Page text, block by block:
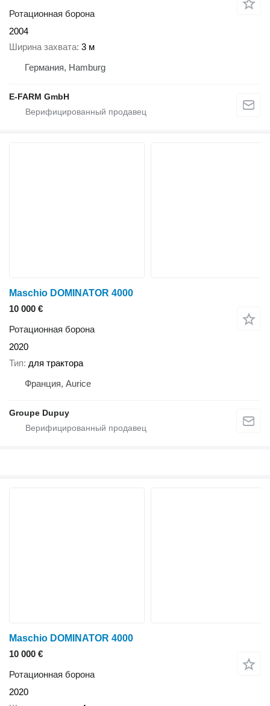
Ротационная борона
2004
Ширина захвата 3 м
Германия, Hamburg
E-FARM GmbH
Maschio DOMINATOR 4000
10 000 €
Ротационная борона
2020
Тип для трактора
Франция, Aurice
Groupe Dupuy
Maschio DOMINATOR 4000
10 000 €
Ротационная борона
2020